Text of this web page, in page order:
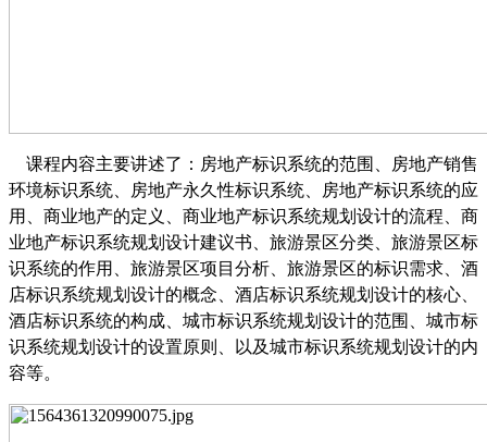
课程内容主要讲述了：房地产标识系统的范围、房地产销售
环境标识系统、房地产永久性标识系统、房地产标识系统的应
用、商业地产的定义、商业地产标识系统规划设计的流程、商
业地产标识系统规划设计建议书、旅游景区分类、旅游景区标
识系统的作用、旅游景区项目分析、旅游景区的标识需求、酒
店标识系统规划设计的概念、酒店标识系统规划设计的核心、
酒店标识系统的构成、城市标识系统规划设计的范围、城市标
识系统规划设计的设置原则、以及城市标识系统规划设计的内
容等。